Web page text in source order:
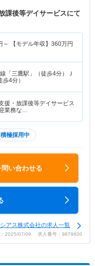
課後等デイサービスにて
～ 【モデル年収】 360万円
「三鷹駅」（徒歩4分）Ｊ
4分）
援・放課後等デイサービス
業務な…
積極採用中
い合わせる
アス株式会社の求人一覧
：2025/07/09 求人番号：9879600